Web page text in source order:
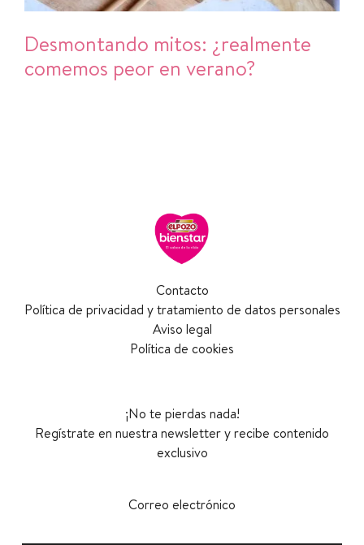
Desmontando mitos: ¿realmente
comemos peor en verano?
Contacto
Política de privacidad y tratamiento de datos personales
Aviso legal
Política de cookies
¡No te pierdas nada!
Regístrate en nuestra newsletter y recibe contenido
exclusivo
Correo electrónico